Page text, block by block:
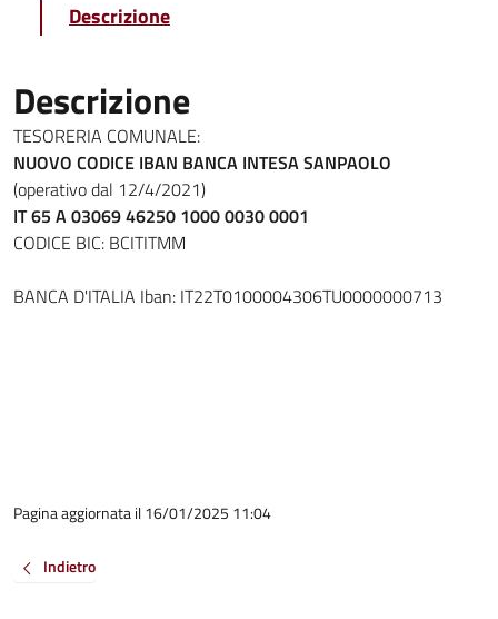
Descrizione
Descrizione
TESORERIA COMUNALE:
NUOVO CODICE IBAN BANCA INTESA SANPAOLO
(operativo dal 12/4/2021)
IT 65 A 03069 46250 1000 0030 0001
CODICE BIC: BCITITMM
BANCA D'ITALIA Iban: IT22T0100004306TU0000000713
Pagina aggiornata il 16/01/2025 11:04
Indietro